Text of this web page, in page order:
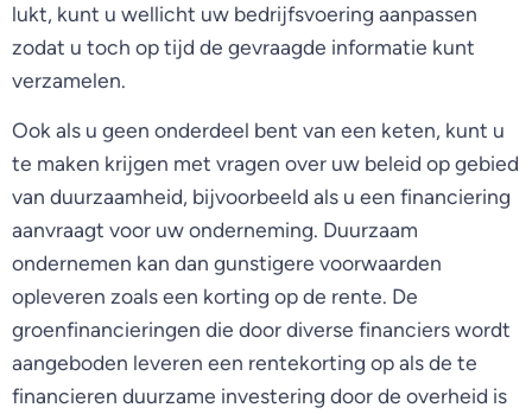
lukt, kunt u wellicht uw bedrijfsvoering aanpassen
zodat u toch op tijd de gevraagde informatie kunt
verzamelen.
Ook als u geen onderdeel bent van een keten, kunt u
te maken krijgen met vragen over uw beleid op gebied
van duurzaamheid, bijvoorbeeld als u een financiering
aanvraagt voor uw onderneming. Duurzaam
ondernemen kan dan gunstigere voorwaarden
opleveren zoals een korting op de rente. De
groenfinancieringen die door diverse financiers wordt
aangeboden leveren een rentekorting op als de te
financieren duurzame investering door de overheid is